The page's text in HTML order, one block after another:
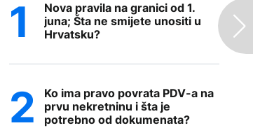
Nova pravila na granici od 1.
juna; Šta ne smijete unositi u
Hrvatsku?
Ko ima pravo povrata PDV-a na
prvu nekretninu i šta je
potrebno od dokumenata?